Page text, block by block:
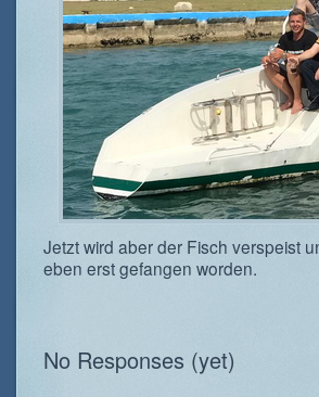
Jetzt wird aber der Fisch verspeist
eben erst gefangen worden.
No Responses (yet)